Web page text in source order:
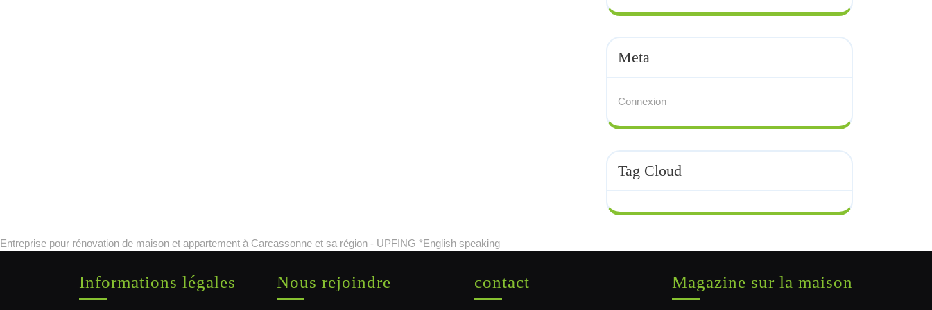
Meta
Connexion
Tag Cloud
Entreprise pour rénovation de maison et appartement à Carcassonne et sa région - UPFING *English speaking
Informations légales Nous rejoindre contact Magazine sur la maison